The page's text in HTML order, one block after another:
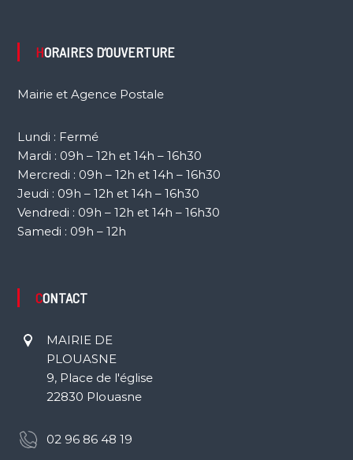
HORAIRES D’OUVERTURE
Mairie et Agence Postale
Lundi : Fermé
Mardi : 09h – 12h et 14h – 16h30
Mercredi : 09h – 12h et 14h – 16h30
Jeudi : 09h – 12h et 14h – 16h30
Vendredi : 09h – 12h et 14h – 16h30
Samedi : 09h – 12h
CONTACT
MAIRIE DE
PLOUASNE
9, Place de l'église
22830 Plouasne
02 96 86 48 19